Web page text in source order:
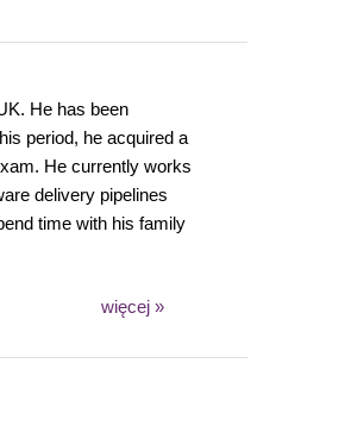
He has been
period, he acquired a
He currently works
delivery pipelines
time with his family
więcej »